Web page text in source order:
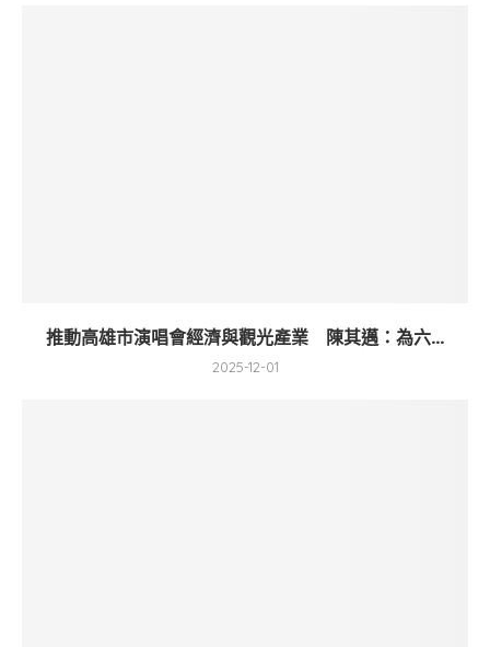
推動高雄市演唱會經濟與觀光產業 陳其邁：為六...
2025-12-01